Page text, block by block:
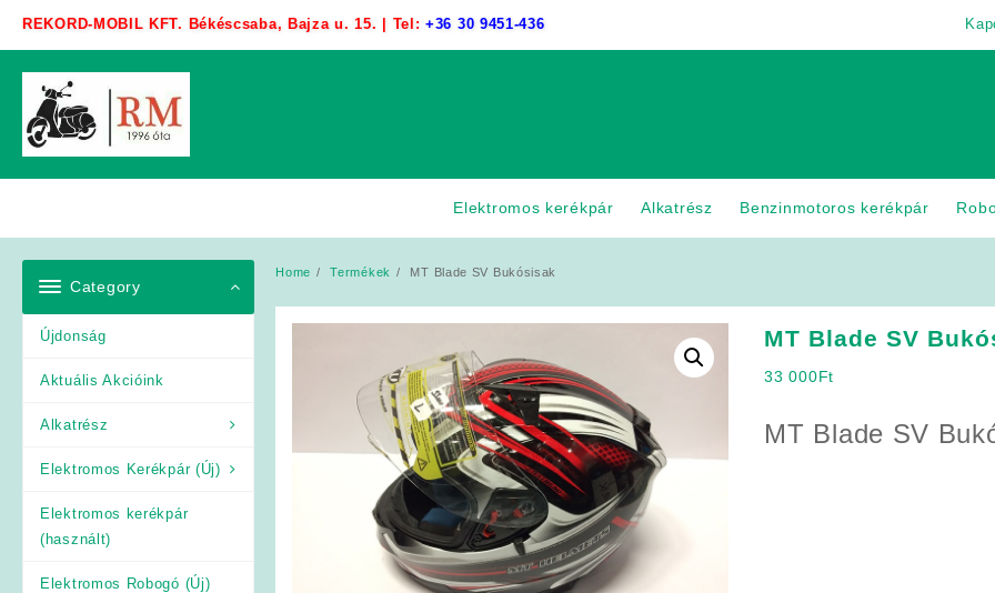
REKORD-MOBIL KFT. Békéscsaba, Bajza u. 15. | Tel:+36 30 9451-436
Elektromos kerékpár Alkatrész Benzinmotoros kerékpár
Category
Újdonság
Aktuális Akcióink
Alkatrész
Elektromos Kerékpár (Új)
Elektromos kerékpár
(használt)
Elektromos Robogó (Új)
Home Termékek MT Blade SV Bukósisak
MT Blade SV
33 000Ft
MT Blade SV